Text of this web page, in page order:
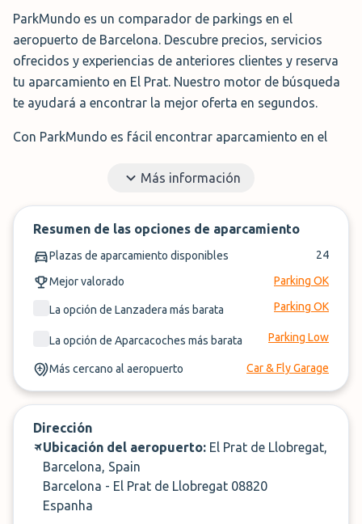
ParkMundo es un comparador de parkings en el
aeropuerto de Barcelona. Descubre precios, servicios
ofrecidos y experiencias de anteriores clientes y reserva
tu aparcamiento en El Prat. Nuestro motor de búsqueda
te ayudará a encontrar la mejor oferta en segundos.
Con ParkMundo es fácil encontrar aparcamiento en el
Nos adaptamos a todas tus necesidades: ¿Estás
¿para un par de días o para varias semanas? ¿Quieres
coche en la terminal o prefieres un parking con servicio
de lanzadera que simplemente te traslade del parking al
aeropuerto? Por último, en caso de optar por un parking
encuentre lo más cerca posible del aeropuerto?
ParkMundo resuelve todas estas incógnitas. Compara
y reserva tu plaza en menos de 2 minutos.
Más información
Resumen de las opciones de aparcamiento
Plazas de aparcamiento disponibles 24
Mejor valorado Parking OK
La opción de Lanzadera más barata Parking OK
La opción de Aparcacoches más barata Parking Low
Más cercano al aeropuerto Car & Fly Garage
Dirección
Ubicación del aeropuerto: El Prat de Llobregat,
Barcelona, Spain
Barcelona - El Prat de Llobregat 08820
Espanha